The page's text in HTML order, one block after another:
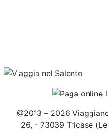
@2013 – 2026
26, - 73039 Tricase